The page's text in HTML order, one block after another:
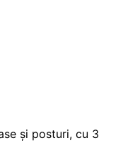
și posturi, cu 3